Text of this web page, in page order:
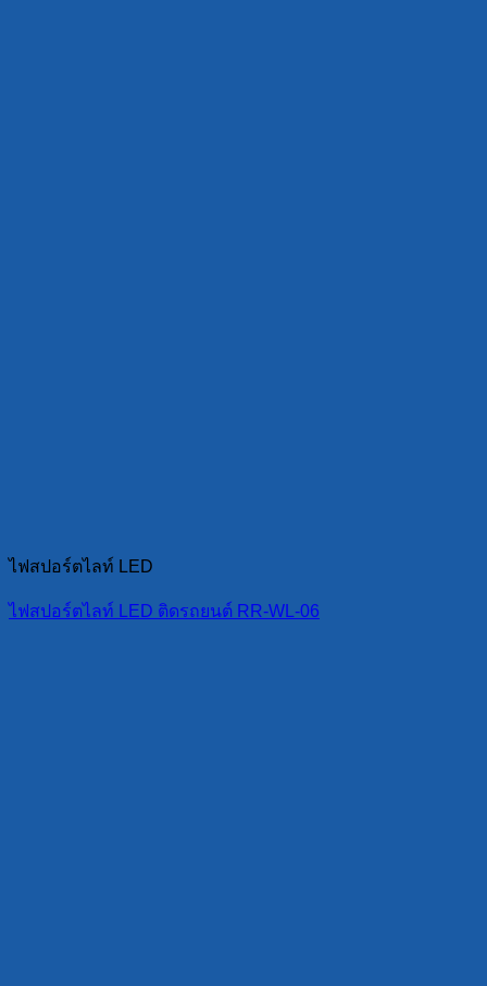
ไฟสปอร์ตไลท์ LED
ไฟสปอร์ตไลท์ LED ติดรถยนต์ RR-WL-06